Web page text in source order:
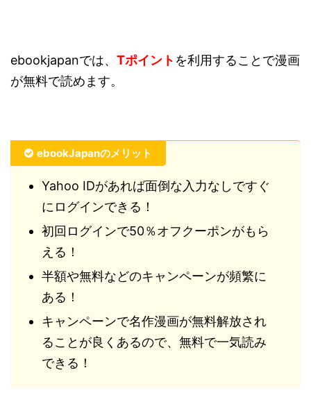
ebookjapanでは、 Tポイント を利用することで漫画
が無料で読めます。
ebookJapanのメリット
Yahoo IDがあれば面倒な入力なしですぐ
にログインできる！
初回ログインで50％オフクーポンがもら
える！
半額や無料などのキャンペーンが頻繁に
ある！
キャンペーンで名作漫画が無料解放され
ることが良くあるので、無料で一気読み
できる！